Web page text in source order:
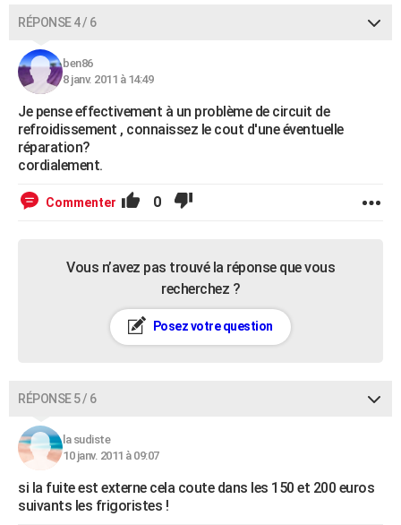
RÉPONSE 4 / 6
ben86
8 janv. 2011 à 14:49
Je pense effectivement à un problème de circuit de
refroidissement , connaissez le cout d'une éventuelle
réparation?
cordialement.
Commenter 0
Vous n’avez pas trouvé la réponse que vous
recherchez ?
Posez votre question
RÉPONSE 5 / 6
la sudiste
10 janv. 2011 à 09:07
si la fuite est externe cela coute dans les 150 et 200 euros
suivants les frigoristes !